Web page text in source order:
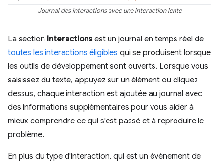
Journal des interactions avec une interaction lente
La section Interactionsest un journal en temps réel de
toutes les interactions éligibles qui se produisent lorsque
les outils de développement sont ouverts. Lorsque vous
saisissez du texte, appuyez sur un élément ou cliquez
dessus, chaque interaction est ajoutée au journal avec
des informations supplémentaires pour vous aider à
mieux comprendre ce qui s'est passé et à reproduire le
problème.
En plus du type d'interaction, qui est un événement de